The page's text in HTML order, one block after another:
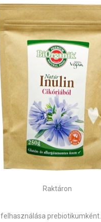
Raktáron
felhasználása prebiotikumként.